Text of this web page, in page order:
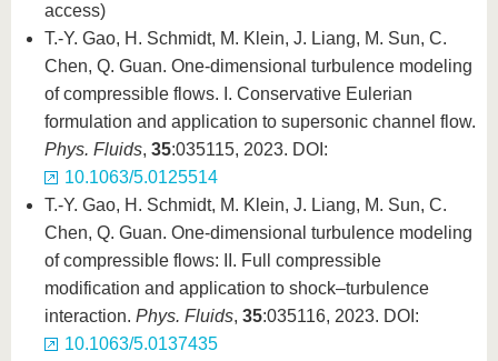
access)
T.-Y. Gao, H. Schmidt, M. Klein, J. Liang, M. Sun, C.
Chen, Q. Guan. One-dimensional turbulence modeling
of compressible flows. I. Conservative Eulerian
formulation and application to supersonic channel flow.
Phys. Fluids, 35:035115, 2023. DOI:
10.1063/5.0125514
T.-Y. Gao, H. Schmidt, M. Klein, J. Liang, M. Sun, C.
Chen, Q. Guan. One-dimensional turbulence modeling
of compressible flows: II. Full compressible
modification and application to shock–turbulence
interaction. Phys. Fluids, 35:035116, 2023. DOI:
10.1063/5.0137435